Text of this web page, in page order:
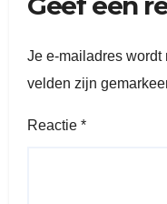
Je e-mailadres wordt
velden zijn
Reactie *